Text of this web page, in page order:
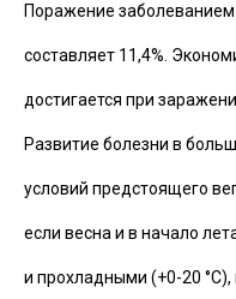
Поражение заболеванием
составляет 11,4%.
достигается при
Развитие болезни в
условий предстоящего
если весна и в начало
и прохладными (+0-20